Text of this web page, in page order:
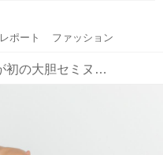
レポート ファッション
鈴木奈々が初の大胆セミヌードを披露し 大人なセクシーボディを公開